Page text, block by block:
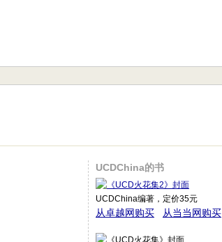
UCDChina的书
UCDChina编著，定价35元
从卓越网购买 从当当网购买